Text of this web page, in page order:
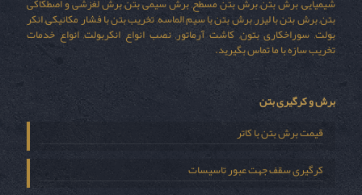
بتن, برش بتن با لیزر, برش بتن با سیم الماسه, تخریب بتن با فشار مکانیکی, انکر
بولت, سوراخکاری بتون, کاشت آرماتور, نصب انواع انکربولت, انواع خدمات
تخریب سازه با ما تماس بگیرید.
برش و کرگیری بتن
قیمت برش بتن با کاتر
کرگیری سقف جهت عبور تاسیسات